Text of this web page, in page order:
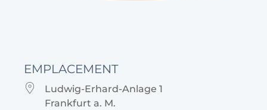
EMPLACEMENT
Ludwig-Erhard-Anlage 1
Frankfurt a. M.